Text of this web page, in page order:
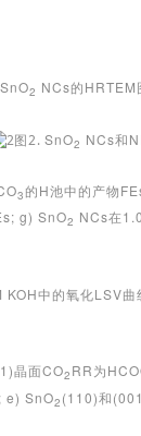
2 NCs的
图2. SnO2 NCs和
3 的H池中的产物
g) SnO2 NCs在
KOH中的氧化LSV
晶面CO2 RR为
e) SnO2 (110)和